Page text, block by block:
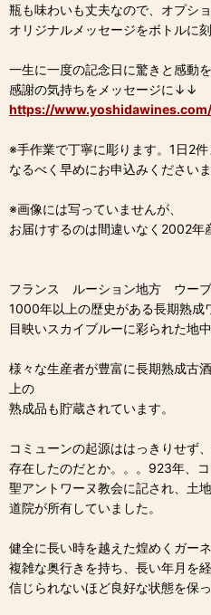
瓶も味わいも丈夫なので、オプシ
オリジナルメッセージをボトルに刻
一生に一度の記念日に驚きと感動
感謝の気持ちをメッセージに↓↓
https://
※手作業で丁寧に彫ります。1日2件
なるべく早めにお申込みください
※画像には写っていませんが、
お届けするのは間違いなく2002年
フランス ルーション地方 ウーブ
1000年以上の歴史がある長期熟成
目映いスカイブルーに彩られた地
様々な生産者が豊富に長期熟成古
上の
熟成品も貯蔵されています。
コミューンの起源ははっきりせず
存在したのだとか。。。923年、
聖アントワーヌ教会に記され、土
道院が所有していました。
健全に長い時を越えた煌めくガー
複雑な奥行きを持ち、長い年月を
信じられないほど良好な状態を保っ